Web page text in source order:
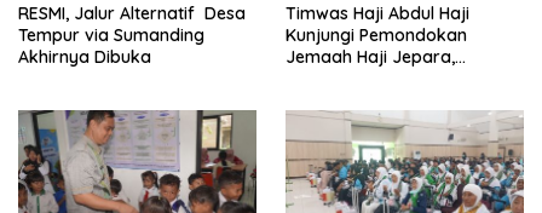
RESMI, Jalur Alternatif Desa
Tempur via Sumanding
Akhirnya Dibuka
Timwas Haji Abdul Haji
Kunjungi Pemondokan
Jemaah Haji Jepara,